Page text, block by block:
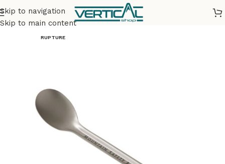
Skip to navigation
Skip to main content
Bivouac & Camping Accessoires de cuisine bivouac
RUPTURE